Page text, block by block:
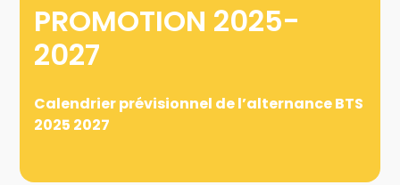
PROMOTION 2025-
2027
Calendrier prévisionnel de l’alternance BTS
2025 2027